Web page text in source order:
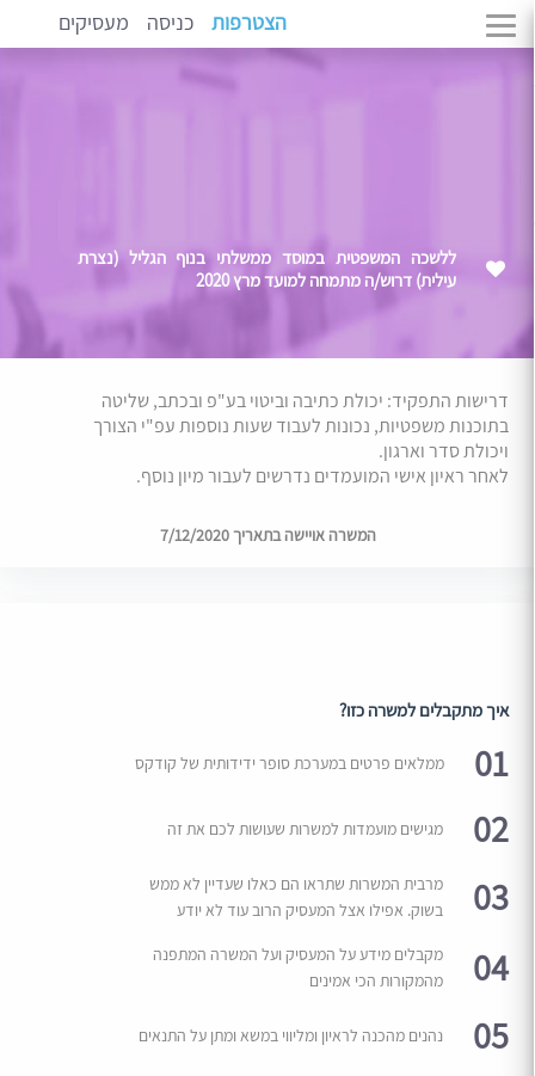
הצטרפות כניסה מעסיקים
ללשכה המשפטית במוסד ממשלתי בנוף הגליל (נצרת
עילית) דרוש/ה מתמחה למועד מרץ 2020
דרישות התפקיד: יכולת כתיבה וביטוי בע"פ ובכתב, שליטה
בתוכנות משפטיות, נכונות לעבוד שעות נוספות עפ"י הצורך
ויכולת סדר וארגון.
לאחר ראיון אישי המועמדים נדרשים לעבור מיון נוסף.
המשרה אויישה בתאריך 7/12/2020
איך מתקבלים למשרה כזו?
01 ממלאים פרטים במערכת סופר ידידותית של קודקס
02 מגישים מועמדות למשרות שעושות לכם את זה
03
מרבית המשרות שתראו הם כאלו שעדיין לא ממש
בשוק. אפילו אצל המעסיק הרוב עוד לא יודע
04
מקבלים מידע על המעסיק ועל המשרה המתפנה
מהמקורות הכי אמינים
05 נהנים מהכנה לראיון ומליווי במשא ומתן על התנאים